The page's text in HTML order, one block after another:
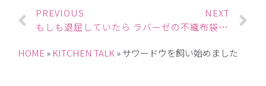
PREVIOUS
もしも退屈していたら
NEXT
ラバーゼの不織布袋で手作りマスク
HOME» KITCHEN TALK»サワードウを飼い始めました